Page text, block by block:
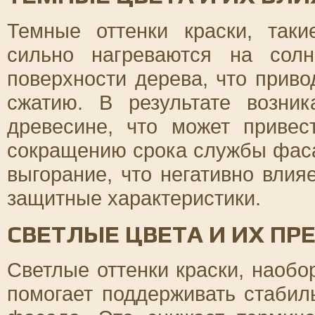
Темные оттенки краски,
сильно нагреваются на
поверхности дерева, что
сжатию. В результате
древесине, что может
сокращению срока службы
выгорание, что негативно
защитные характеристики.
СВЕТЛЫЕ ЦВЕТА И ИХ
Светлые оттенки краски,
помогает поддерживать